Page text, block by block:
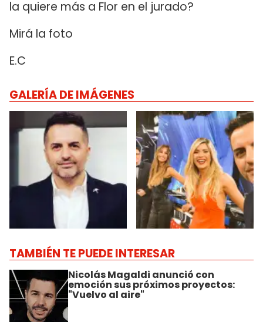
la quiere más a Flor en el jurado?
Mirá la foto
E.C
GALERÍA DE IMÁGENES
TAMBIÉN TE PUEDE INTERESAR
Nicolás Magaldi anunció con
emoción sus próximos proyectos:
"Vuelvo al aire"